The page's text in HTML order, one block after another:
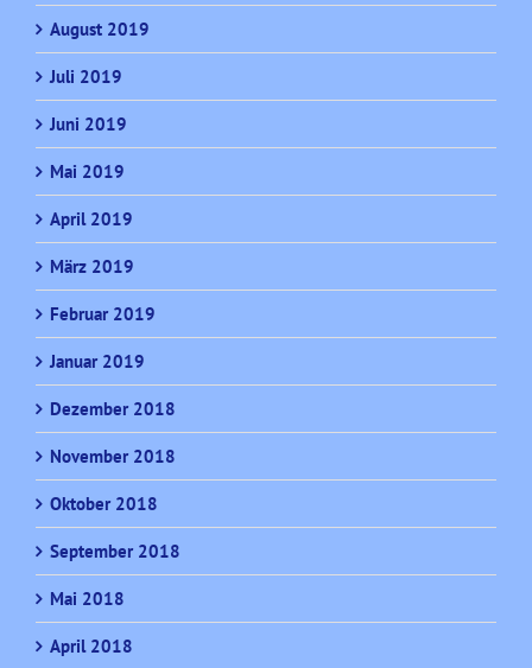
August 2019
Juli 2019
Juni 2019
Mai 2019
April 2019
März 2019
Februar 2019
Januar 2019
Dezember 2018
November 2018
Oktober 2018
September 2018
Mai 2018
April 2018